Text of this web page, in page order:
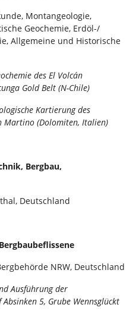
Montangeologie,
Geochemie, Erdöl-/
Allgemeine und Historische
des El Volcán
Gold Belt (N-Chile)
Kartierung des
Martino (Dolomiten, Italien)
Bergbau,
Deutschland
NRW, Deutschland
Ausführung der
5, Grube Wennsglückt